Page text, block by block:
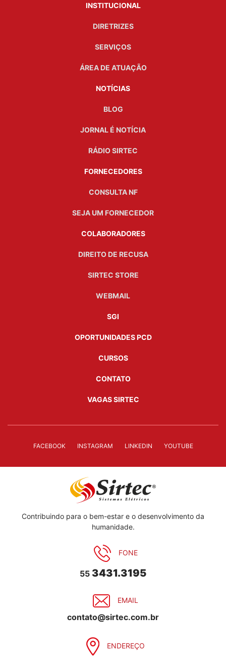
INSTITUCIONAL
DIRETRIZES
SERVIÇOS
ÁREA DE ATUAÇÃO
NOTÍCIAS
BLOG
JORNAL É NOTÍCIA
RÁDIO SIRTEC
FORNECEDORES
CONSULTA NF
SEJA UM FORNECEDOR
COLABORADORES
DIREITO DE RECUSA
SIRTEC STORE
WEBMAIL
SGI
OPORTUNIDADES PCD
CURSOS
CONTATO
VAGAS SIRTEC
FACEBOOK INSTAGRAM LINKEDIN YOUTUBE
Contribuindo para o bem-estar e o desenvolvimento da
humanidade.
FONE
55 3431.3195
EMAIL
contato@sirtec.com.br
ENDEREÇO